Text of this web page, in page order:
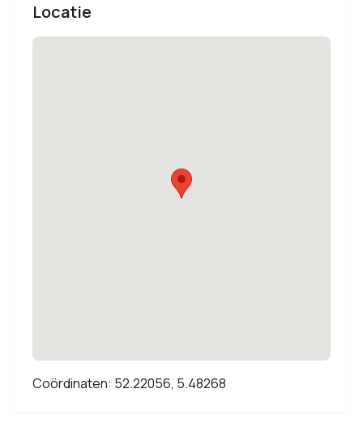
Locatie
Coördinaten: 52.22056, 5.48268